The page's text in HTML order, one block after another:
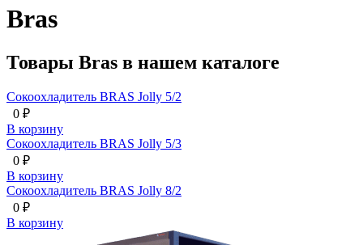
Bras
Товары Bras в нашем каталоге
Сокоохладитель BRAS Jolly 5/2
0 ₽
В корзину
Сокоохладитель BRAS Jolly 5/3
0 ₽
В корзину
Сокоохладитель BRAS Jolly 8/2
0 ₽
В корзину